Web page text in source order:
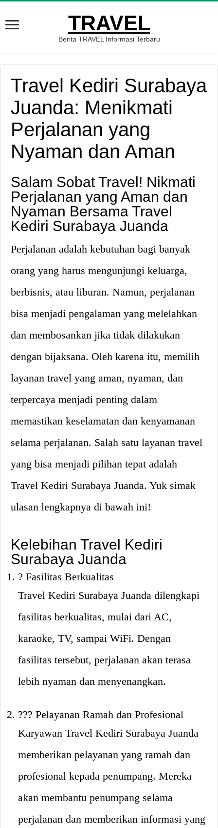
TRAVEL
Berita TRAVEL Informasi Terbaru
Travel Kediri Surabaya
Juanda: Menikmati
Perjalanan yang
Nyaman dan Aman
Salam Sobat Travel! Nikmati
Perjalanan yang Aman dan
Nyaman Bersama Travel
Kediri Surabaya Juanda
Perjalanan adalah kebutuhan bagi banyak
orang yang harus mengunjungi keluarga,
berbisnis, atau liburan. Namun, perjalanan
bisa menjadi pengalaman yang melelahkan
dan membosankan jika tidak dilakukan
dengan bijaksana. Oleh karena itu, memilih
layanan travel yang aman, nyaman, dan
terpercaya menjadi penting dalam
memastikan keselamatan dan kenyamanan
selama perjalanan. Salah satu layanan travel
yang bisa menjadi pilihan tepat adalah
Travel Kediri Surabaya Juanda. Yuk simak
ulasan lengkapnya di bawah ini!
Kelebihan Travel Kediri
Surabaya Juanda
? Fasilitas Berkualitas
Travel Kediri Surabaya Juanda dilengkapi
fasilitas berkualitas, mulai dari AC,
karaoke, TV, sampai WiFi. Dengan
fasilitas tersebut, perjalanan akan terasa
lebih nyaman dan menyenangkan.
?‍?‍? Pelayanan Ramah dan Profesional
Karyawan Travel Kediri Surabaya Juanda
memberikan pelayanan yang ramah dan
profesional kepada penumpang. Mereka
akan membantu penumpang selama
perjalanan dan memberikan informasi yang